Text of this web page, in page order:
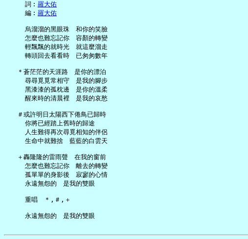
     詞︰
羅大佑
     編︰
羅大佑
     烏溜溜的黑眼珠　和你的笑臉
     怎麼也難忘記你　容顏的轉變
     輕飄飄的就時光　就這麼溜走
     轉頭回去看看時　已匆匆數年
   ＊蒼茫茫的天涯路　是你的漂泊
     尋尋覓覓常相守　是我的腳步
     黑漆漆的孤枕邊　是你的溫柔
     醒來時的清晨裡　是我的哀愁
   ＃或許明日太陽西下倦鳥已歸時
     你將已經踏上舊時的歸途
     人生難得再次尋覓相知的伴侶
     生命中就難捨　藍藍的白雲天
   ＋轟隆隆的雷雨聲　在我的窗前
     怎麼也難忘記你　離去的轉變
     孤單單的身影後　寂寥的心情
     永遠無怨的　是我的雙眼
     重唱　＊,＃,＋